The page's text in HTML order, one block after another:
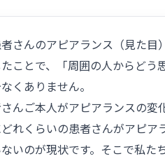
さんのアピアランス（見た目
ことで、「周囲の人からど
くありません。
んご本人がアピアランスの変
れくらいの患者さんがアピ
いのが現状です。そこで私